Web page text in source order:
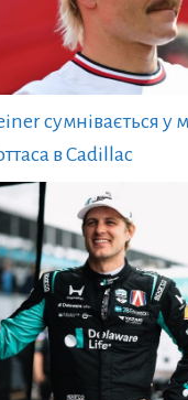
сумнівається у
в Cadillac